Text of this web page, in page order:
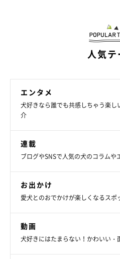
人気テ
エンタメ
犬好きなら誰でも共感しちゃう楽
介
連載
ブログやSNSで人気の犬のコラム
お出かけ
愛犬とのおでかけが楽しくなるスポ
動画
犬好きにはたまらない！かわいい・